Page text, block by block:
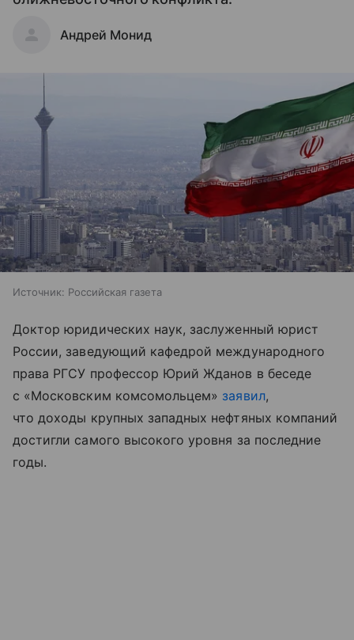
Андрей Монид
Источник: Российская газета
Доктор юридических наук, заслуженный юрист
России, заведующий кафедрой международного
права РГСУ профессор Юрий Жданов в беседе
с «Московским комсомольцем» заявил,
что доходы крупных западных нефтяных компаний
достигли самого высокого уровня за последние
годы.